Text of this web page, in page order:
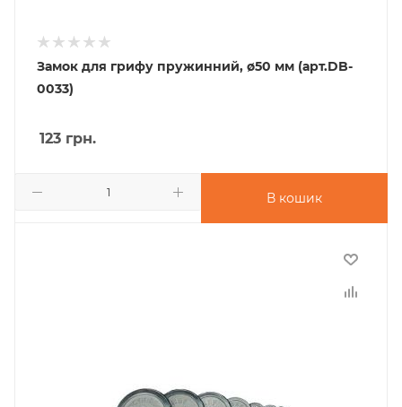
Замок для грифу пружинний, ø50 мм (арт.DB-
0033)
123 грн.
В кошик